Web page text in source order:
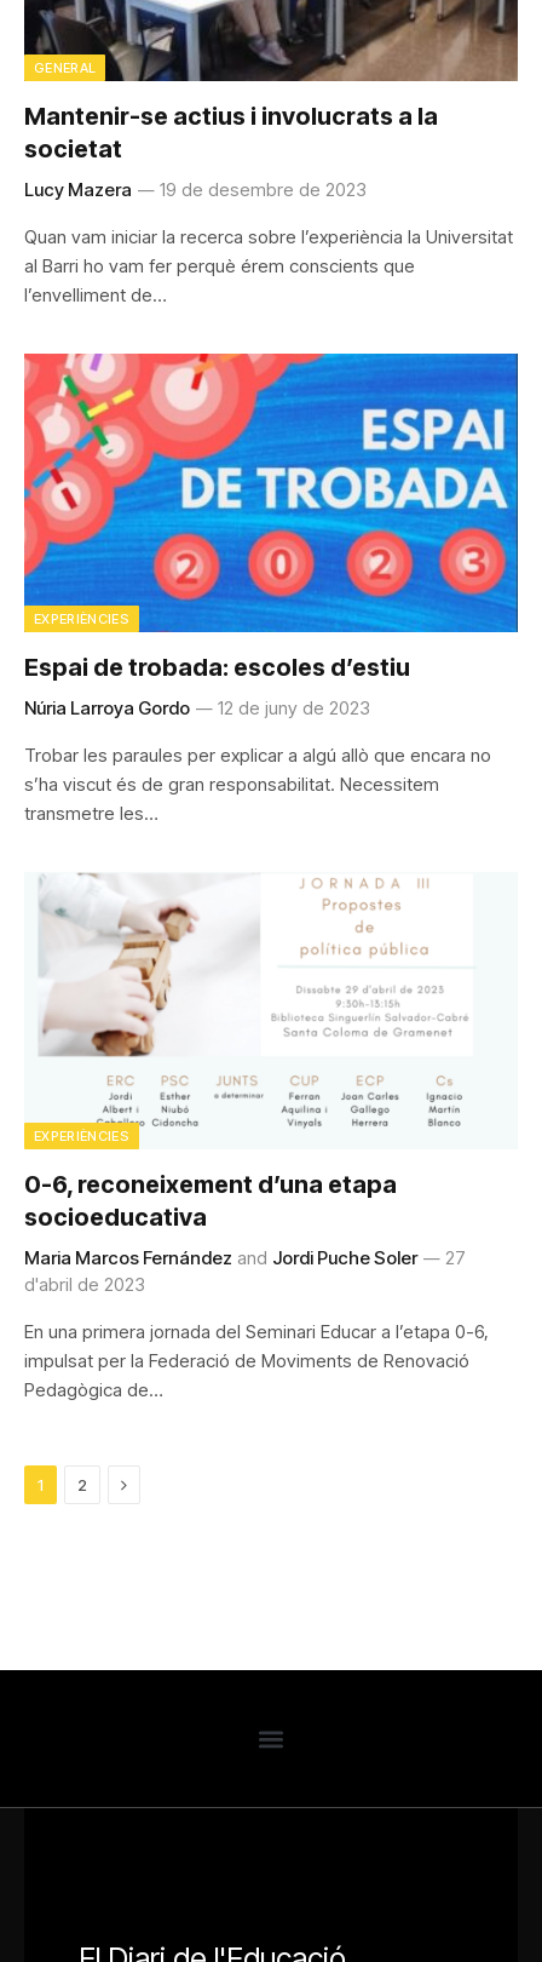
GENERAL
Mantenir-se actius i involucrats a la
societat
Lucy Mazera 19 de desembre de 2023
Quan vam iniciar la recerca sobre l’experiència la Universitat
al Barri ho vam fer perquè érem conscients que
l’envelliment de…
EXPERIÈNCIES
Espai de trobada: escoles d’estiu
Núria Larroya Gordo 12 de juny de 2023
Trobar les paraules per explicar a algú allò que encara no
s’ha viscut és de gran responsabilitat. Necessitem
transmetre les…
EXPERIÈNCIES
0-6, reconeixement d’una etapa
socioeducativa
Maria Marcos Fernández and Jordi Puche Soler
27
d'abril de 2023
En una primera jornada del Seminari Educar a l’etapa 0-6,
impulsat per la Federació de Moviments de Renovació
Pedagògica de…
1 2 Next